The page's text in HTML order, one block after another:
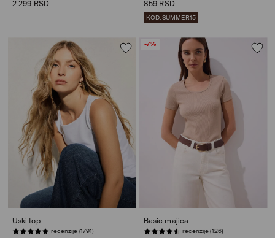
2 299 RSD 859 RSD
KOD: SUMMER15
Uski top
recenzije (1791)
-7%
Basic majica
recenzije (126)